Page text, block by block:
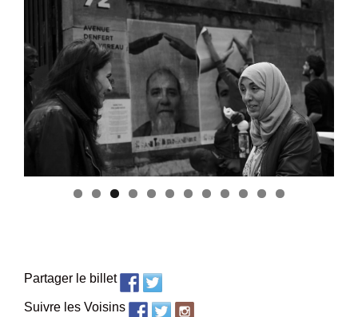
Partager le billet
Suivre les Voisins